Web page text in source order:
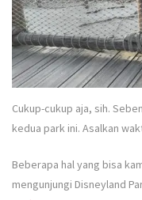
Cukup-cukup aja, sih.
kedua park ini. Asalkan
Beberapa hal yang bisa
mengunjungi Disneyland